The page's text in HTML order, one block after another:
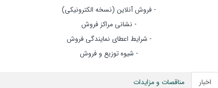
- فروش آنلاین (نسخه الکترونیکی)
- نشانی مراکز فروش
- شرایط اعطای نمایندگی فروش
- شیوه توزیع و فروش
اخبار مناقصات و مزایدات